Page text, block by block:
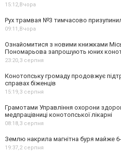
15:12,Вчора
Рух трамвая №3 тимчасово
09:11,Вчора
Ознайомитися з новими книжками
Пономарьова запрошують юних
23:20,3 серпня
Конотопську громаду продовжує
справах біженців
15:19,3 серпня
Грамотами Управління охорони
медпрацівниці конотопської лікарні
08:18,3 серпня
Землю накрила магнітна буря майже
19:37,2 серпня